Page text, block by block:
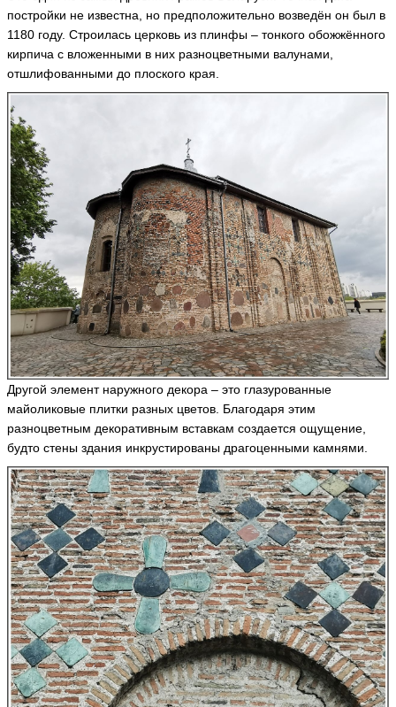
постройки не известна, но предположительно возведён он был в
1180 году. Строилась церковь из плинфы – тонкого обожжённого
кирпича с вложенными в них разноцветными валунами,
отшлифованными до плоского края.
Другой элемент наружного декора – это глазурованные
майоликовые плитки разных цветов. Благодаря этим
разноцветным декоративным вставкам создается ощущение,
будто стены здания инкрустированы драгоценными камнями.